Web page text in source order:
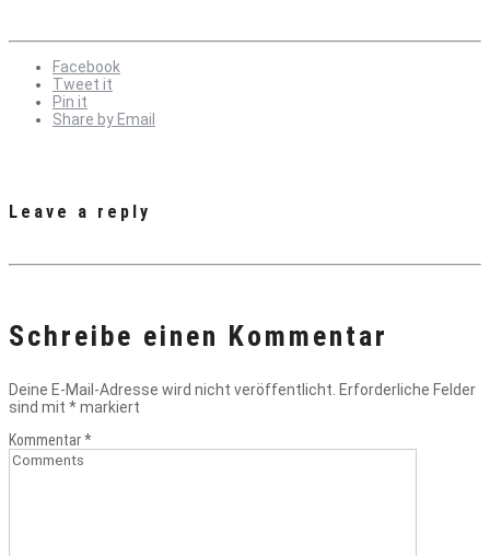
Facebook
Tweet it
Pin it
Share by Email
Leave a reply
Schreibe einen Kommentar
Deine E-Mail-Adresse wird nicht veröffentlicht. Erforderliche Felder
sind mit *markiert
Kommentar*